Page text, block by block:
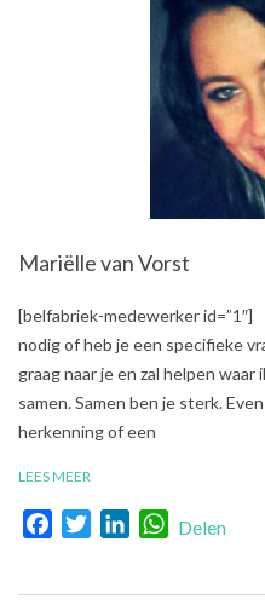
Mariëlle van Vorst
2017-
[belfabriek-medewerker
nodig of heb je een specifieke
graag naar je en zal helpen
samen. Samen ben je sterk.
herkenning of een
LEES MEER
FacebookTwitterLinkedInWhatsApp
Delen